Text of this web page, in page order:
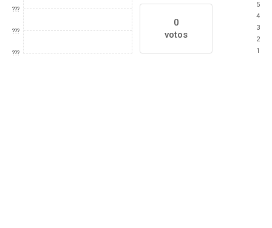
???
???
???
0
votos
5
4
3
2
1